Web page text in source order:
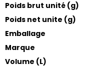
Poids brut unité (g)
Poids net unite (g)
Emballage
Marque
Volume (L)